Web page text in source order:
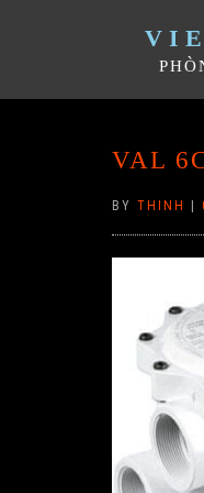
VAL
BY THINH